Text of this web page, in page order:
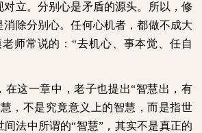
对立。分别心是矛盾的源头。所以，修
消除分别心。任何心机者，都做不成大
师常说的：“去机心、事本觉、任自
在这一章中，老子也提出“智慧出，有
，不是究竟意义上的智慧，而是指世
间法中所谓的“智慧”，其实不是真正的